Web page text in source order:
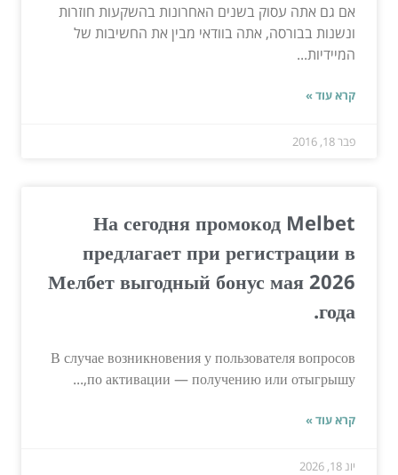
אם גם אתה עסוק בשנים האחרונות בהשקעות חוזרות
ונשנות בבורסה, אתה בוודאי מבין את החשיבות של
המיידיות...
קרא עוד »
פבר 18, 2016
На сегодня промокод Melbet
предлагает при регистрации в
Мелбет выгодный бонус мая 2026
года.
В случае возникновения у пользователя вопросов
по активации — получению или отыгрышу,...
קרא עוד »
יונ 18, 2026